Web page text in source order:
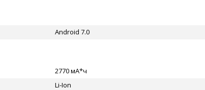
Android 7.0
2770 мА*ч
Li-Ion